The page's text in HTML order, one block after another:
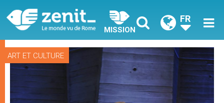
MISSION
FR
ART ET CULTURE